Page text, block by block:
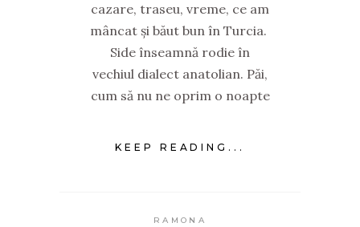
cazare, traseu, vreme, ce am
mâncat și băut bun în Turcia.
Side înseamnă rodie în
vechiul dialect anatolian. Păi,
cum să nu ne oprim o noapte
KEEP READING...
RAMONA